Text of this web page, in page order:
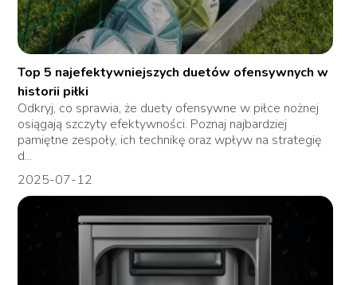
Top 5 najefektywniejszych duetów ofensywnych w
historii piłki
Odkryj, co sprawia, że duety ofensywne w piłce nożnej
osiągają szczyty efektywności. Poznaj najbardziej
pamiętne zespoły, ich technikę oraz wpływ na strategię
d...
2025-07-12